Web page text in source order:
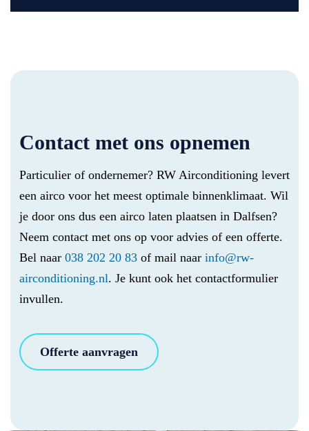
Contact met ons opnemen
Particulier of ondernemer? RW Airconditioning levert
een airco voor het meest optimale binnenklimaat. Wil
je door ons dus een airco laten plaatsen in Dalfsen?
Neem contact met ons op voor advies of een offerte.
Bel naar 038 202 20 83 of mail naar info@rw-
airconditioning.nl. Je kunt ook het contactformulier
invullen.
Offerte aanvragen